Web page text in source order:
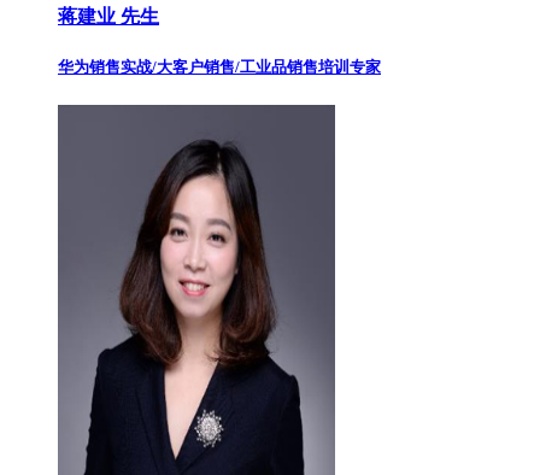
蒋建业 先生
华为销售实战/大客户销售/工业品销售培训专家